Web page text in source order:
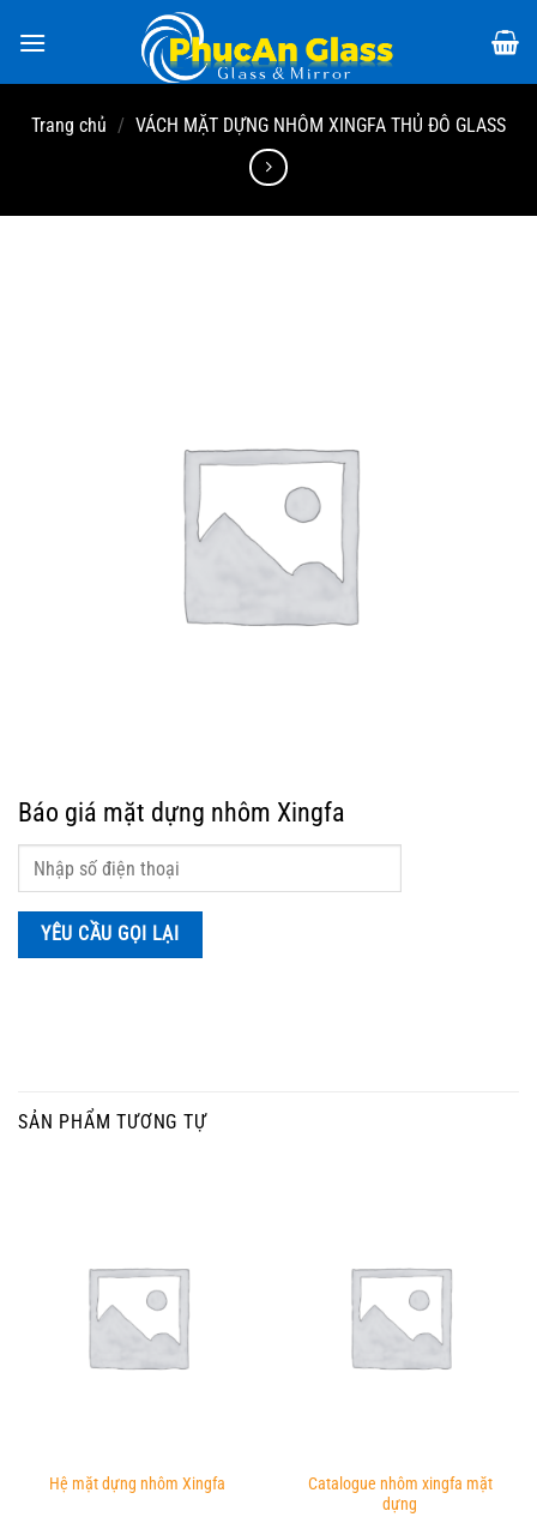
đến
Trang chủ / VÁCH MẶT DỰNG NHÔM XINGFA THỦ ĐÔ GLASS
Báo giá mặt dựng nhôm Xingfa
SẢN PHẨM TƯƠNG TỰ
Hệ mặt dựng nhôm Xingfa
Catalogue nhôm xingfa mặt
dựng